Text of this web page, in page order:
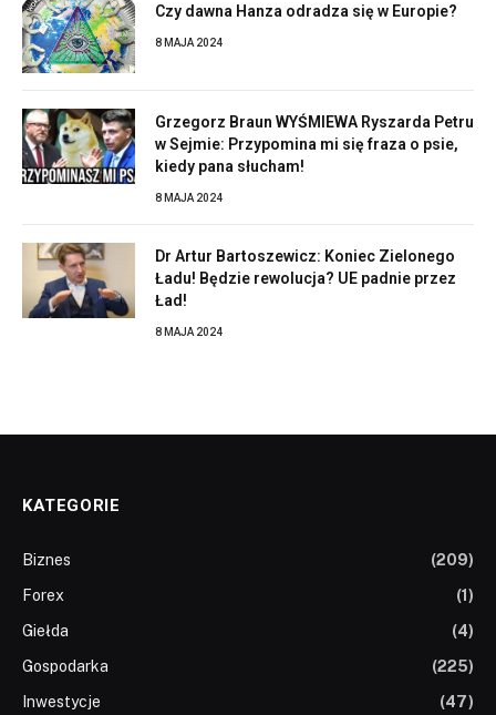
Czy dawna Hanza odradza się w Europie?
8 MAJA 2024
Grzegorz Braun WYŚMIEWA Ryszarda Petru
w Sejmie: Przypomina mi się fraza o psie,
kiedy pana słucham!
8 MAJA 2024
Dr Artur Bartoszewicz: Koniec Zielonego
Ładu! Będzie rewolucja? UE padnie przez
Ład!
8 MAJA 2024
KATEGORIE
Biznes
(209)
Forex
(1)
Giełda
(4)
Gospodarka
(225)
Inwestycje
(47)